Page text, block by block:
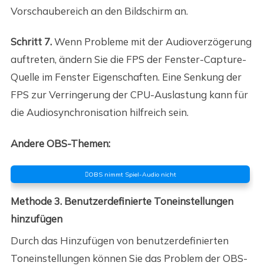
Vorschaubereich an den Bildschirm an.
Schritt 7.Wenn Probleme mit der Audioverzögerung
auftreten, ändern Sie die FPS der Fenster-Capture-
Quelle im Fenster Eigenschaften. Eine Senkung der
FPS zur Verringerung der CPU-Auslastung kann für
die Audiosynchronisation hilfreich sein.
Andere OBS-Themen:
OBS nimmt Spiel-Audio nicht
Methode 3. Benutzerdefinierte Toneinstellungen
hinzufügen
Durch das Hinzufügen von benutzerdefinierten
Toneinstellungen können Sie das Problem der OBS-